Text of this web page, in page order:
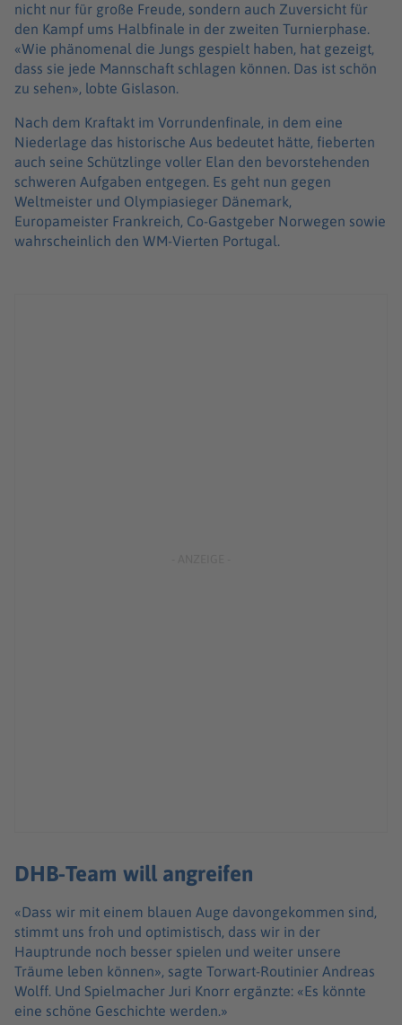
nicht nur für große Freude, sondern auch Zuversicht für
den Kampf ums Halbfinale in der zweiten Turnierphase.
«Wie phänomenal die Jungs gespielt haben, hat gezeigt,
dass sie jede Mannschaft schlagen können. Das ist schön
zu sehen», lobte Gislason.
Nach dem Kraftakt im Vorrundenfinale, in dem eine
Niederlage das historische Aus bedeutet hätte, fieberten
auch seine Schützlinge voller Elan den bevorstehenden
schweren Aufgaben entgegen. Es geht nun gegen
Weltmeister und Olympiasieger Dänemark,
Europameister Frankreich, Co-Gastgeber Norwegen sowie
wahrscheinlich den WM-Vierten Portugal.
DHB-Team will angreifen
«Dass wir mit einem blauen Auge davongekommen sind,
stimmt uns froh und optimistisch, dass wir in der
Hauptrunde noch besser spielen und weiter unsere
Träume leben können», sagte Torwart-Routinier Andreas
Wolff. Und Spielmacher Juri Knorr ergänzte: «Es könnte
eine schöne Geschichte werden.»